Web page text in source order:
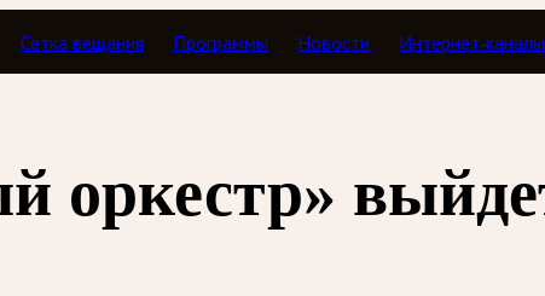
Сетка вещания Программы Новости Интернет-каналы
Новости
оркестр»